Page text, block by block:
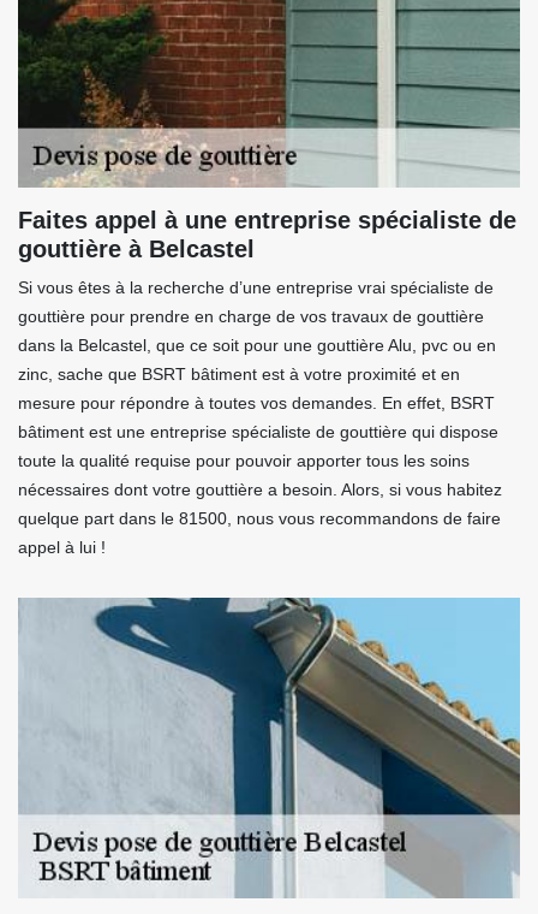
Faites appel à une entreprise spécialiste de
gouttière à Belcastel
Si vous êtes à la recherche d’une entreprise vrai spécialiste de
gouttière pour prendre en charge de vos travaux de gouttière
dans la Belcastel, que ce soit pour une gouttière Alu, pvc ou en
zinc, sache que BSRT bâtiment est à votre proximité et en
mesure pour répondre à toutes vos demandes. En effet, BSRT
bâtiment est une entreprise spécialiste de gouttière qui dispose
toute la qualité requise pour pouvoir apporter tous les soins
nécessaires dont votre gouttière a besoin. Alors, si vous habitez
quelque part dans le 81500, nous vous recommandons de faire
appel à lui !